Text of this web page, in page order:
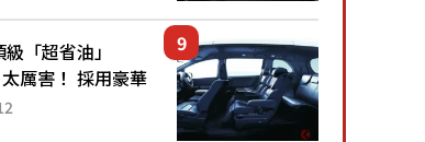
盤設定」！還配
...「超省油」
厲害！ 採用豪華
」與專屬「黑色